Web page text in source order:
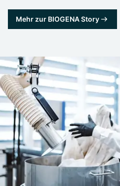
Mehr zur BIOGENA Story